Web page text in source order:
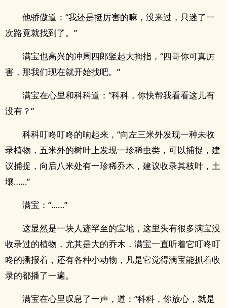
他骄傲道：“我还是挺厉害的嘛，没来过，只迷了一
次路竟就找到了。”
满宝也高兴的冲周四郎竖起大拇指，“四哥你可真厉
害，那我们现在就开始找吧。”
满宝在心里和科科道：“科科，你快帮我看看这儿有
没有？”
科科叮咚叮咚的响起来，“向左三米外发现一种未收
录植物，五米外的树叶上发现一珍稀虫类，可以捕捉，建
议捕捉，向后八米处有一珍稀乔木，建议收录其枝叶，土
壤……”
满宝：“……”
这显然是一块人迹罕至的宝地，这里头有很多满宝没
收录过的植物，尤其是大的乔木，满宝一直听着它叮咚叮
咚的播报着，还有各种小动物，凡是它觉得满宝能抓着收
录的都播了一遍。
满宝在心里叹息了一声，道：“科科，你放心，就是